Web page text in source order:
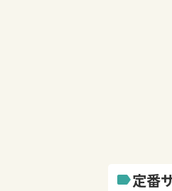
label定番